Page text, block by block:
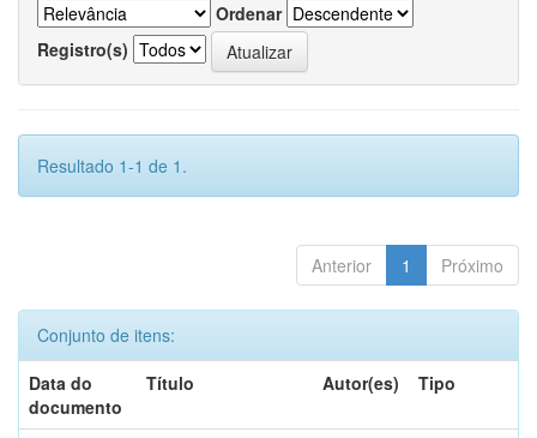
Ordenar
Registro(s)
Resultado 1-1 de 1.
Anterior 1 Próximo
Conjunto de itens:
Data do
documento
Título Autor(es) Tipo